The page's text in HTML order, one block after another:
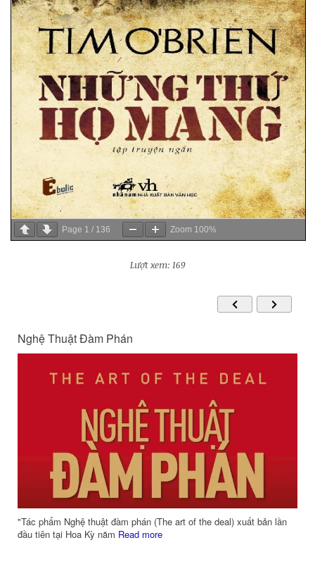
Page 1 / 136 Zoom 100%
Lượt xem: 169
Nghệ Thuật Đàm Phán
"Tác phẩm Nghệ thuật đàm phán (The art of the deal) xuất bản lần
đầu tiên tại Hoa Kỳ năm Read more